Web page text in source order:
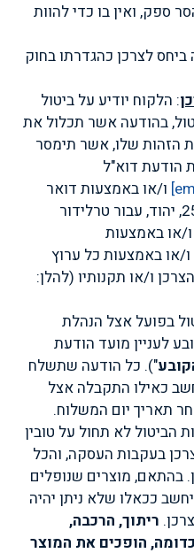
ספק, ואין בו כדי להוות
לצרכן כהגדרתו בחוק
: הלקוח יודיע על ביטול
בהודעה אשר תכלול את
הזהות שלו, אשר תימסר
הודעת דוא"ל
ו/או באמצעות דואר
טרלידור
או באמצעות
ו/או באמצעות כל ערוץ
ו/או תקנותיו (להלן:
בפועל אצל הנהלת
לעניין מועד הודעת
"). כל הודעה שתשלח
16:00, תיחשב כאילו התקבלה אצל
תאריך יום המשלוח.
הביטול לא תחול על טובין
בעקבות העסקה, והכל
בהתאם, מוצרים שנופלים
ככאלו שלא ניתן יהיה
ריתוך, הרכבה,
הופכים את המוצר